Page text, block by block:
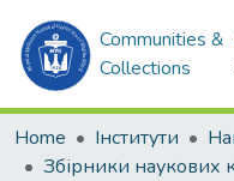
Communities &
Collections
Home Інститути